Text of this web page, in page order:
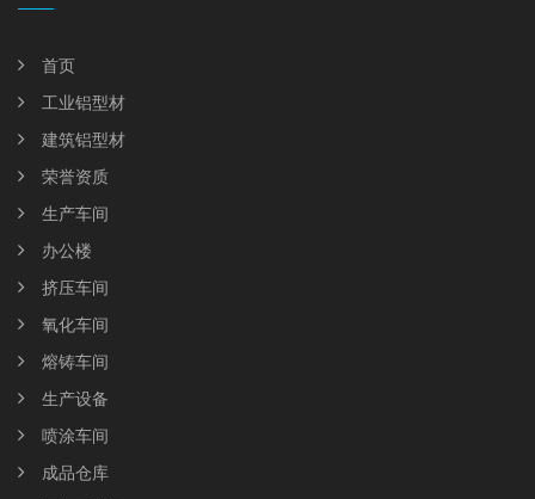
首页
工业铝型材
建筑铝型材
荣誉资质
生产车间
办公楼
挤压车间
氧化车间
熔铸车间
生产设备
喷涂车间
成品仓库